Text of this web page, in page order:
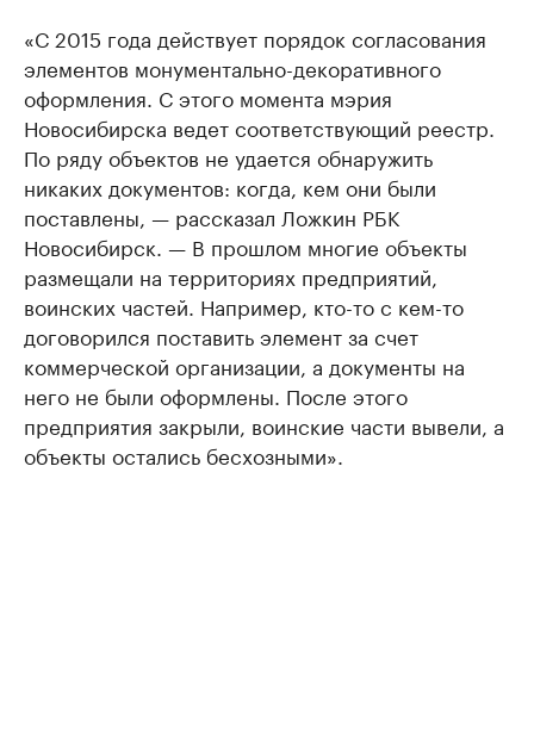
«С 2015 года действует порядок согласования
элементов монументально-декоративного
оформления. С этого момента мэрия
Новосибирска ведет соответствующий реестр.
По ряду объектов не удается обнаружить
никаких документов: когда, кем они были
поставлены, — рассказал Ложкин РБК
Новосибирск. — В прошлом многие объекты
размещали на территориях предприятий,
воинских частей. Например, кто-то с кем-то
договорился поставить элемент за счет
коммерческой организации, а документы на
него не были оформлены. После этого
предприятия закрыли, воинские части вывели, а
объекты остались бесхозными».